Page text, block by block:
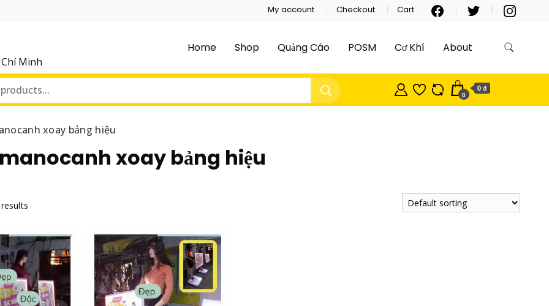
My account Checkout Cart
Minh
Home Shop Quảng Cáo POSM Cơ Khí About
0
0 ₫
xoay bảng hiệu
xoay bảng hiệu